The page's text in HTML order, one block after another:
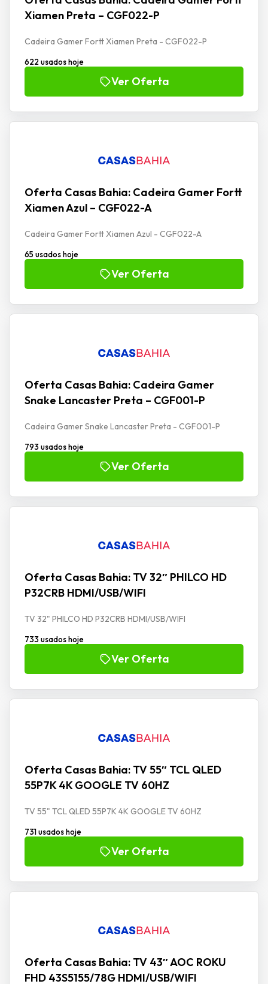
Xiamen Preta – CGF022-P
Cadeira Gamer Fortt Xiamen Preta - CGF022-P
622 usados hoje
Ver Oferta
Oferta Casas Bahia: Cadeira Gamer Fortt
Xiamen Azul – CGF022-A
Cadeira Gamer Fortt Xiamen Azul - CGF022-A
65 usados hoje
Ver Oferta
Oferta Casas Bahia: Cadeira Gamer
Snake Lancaster Preta – CGF001-P
Cadeira Gamer Snake Lancaster Preta - CGF001-P
793 usados hoje
Ver Oferta
Oferta Casas Bahia: TV 32″ PHILCO HD
P32CRB HDMI/USB/WIFI
TV 32" PHILCO HD P32CRB HDMI/USB/WIFI
733 usados hoje
Ver Oferta
Oferta Casas Bahia: TV 55″ TCL QLED
55P7K 4K GOOGLE TV 60HZ
TV 55" TCL QLED 55P7K 4K GOOGLE TV 60HZ
731 usados hoje
Ver Oferta
Oferta Casas Bahia: TV 43″ AOC ROKU
FHD 43S5155/78G HDMI/USB/WIFI